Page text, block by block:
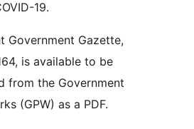
19.
Government Gazette,
is available to be
from the Government
(GPW) as a PDF.